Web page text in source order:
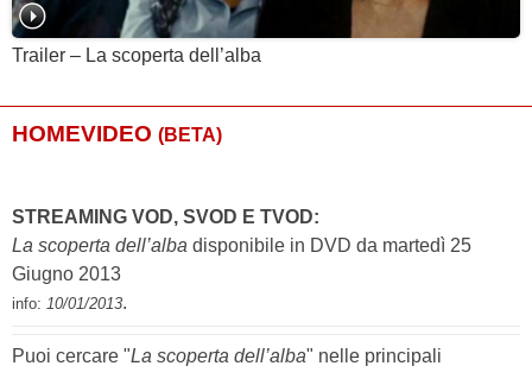
Trailer – La scoperta dell’alba
HOMEVIDEO (BETA)
STREAMING VOD, SVOD E TVOD:
La scoperta dell’alba disponibile in DVD da martedì 25
Giugno 2013
info: 10/01/2013.
Puoi cercare "La scoperta dell’alba" nelle principali